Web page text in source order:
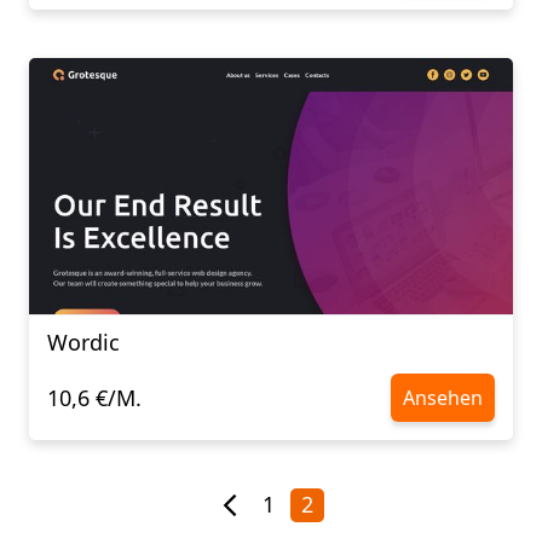
Wordic
10,6 €/M.
Ansehen
1 2